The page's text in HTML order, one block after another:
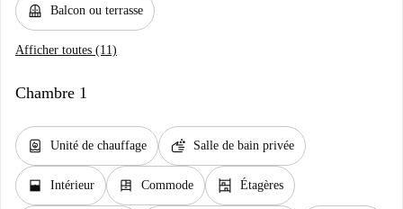
balcony Balcon ou terrasse
Afficher toutes (11)
Chambre 1
water_heater Unité de chauffage soap Salle de bain privée
window_open Intérieur dresser Commode shelves Étagères